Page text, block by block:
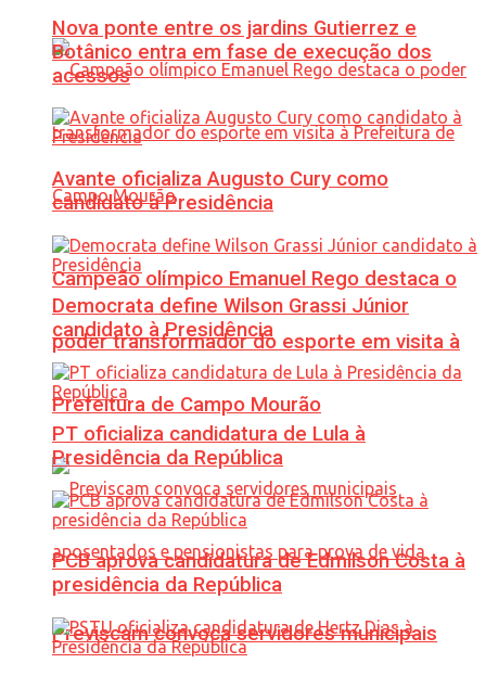
Campeão olímpico Emanuel Rego destaca o
poder transformador do esporte em visita à
Prefeitura de Campo Mourão
Previscam convoca servidores municipais
Nova ponte entre os jardins Gutierrez e
Botânico entra em fase de execução dos
acessos
Avante oficializa Augusto Cury como
candidato à Presidência
Democrata define Wilson Grassi Júnior
candidato à Presidência
PT oficializa candidatura de Lula à
Presidência da República
PCB aprova candidatura de Edmilson Costa à
presidência da República